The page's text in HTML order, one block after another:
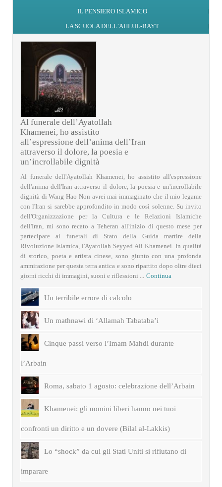
IL PENSIERO ISLAMICO
LA SCUOLA DELL’AHLUL-BAYT
Al funerale dell’Ayatollah
Khamenei, ho assistito
all’espressione dell’anima dell’Iran
attraverso il dolore, la poesia e
un’incrollabile dignità
Al funerale dell'Ayatollah Khamenei, ho assistito all'espressione
dell'anima dell'Iran attraverso il dolore, la poesia e un'incrollabile
dignità di Wang Hao Non avrei mai immaginato che il mio legame
con l'Iran si sarebbe approfondito in modo così solenne. Su invito
dell'Organizzazione per la Cultura e le Relazioni Islamiche
dell'Iran, mi sono recato a Teheran all'inizio di questo mese per
partecipare ai funerali di Stato della Guida martire della
Rivoluzione Islamica, l'Ayatollah Seyyed Ali Khamenei. In qualità
di storico, poeta e artista cinese, sono giunto con una profonda
ammirazione per questa terra antica e sono ripartito dopo oltre dieci
giorni ricchi di immagini, suoni e riflessioni ...
Continua
Un terribile errore di calcolo
Un mathnawi di ‘Allamah Tabataba’i
Cinque passi verso l’Imam Mahdi durante
l’Arbain
Roma, sabato 1 agosto: celebrazione dell’Arbain
Khamenei: gli uomini liberi hanno nei tuoi
confronti un diritto e un dovere (Bilal al-Lakkis)
Lo “shock” da cui gli Stati Uniti si rifiutano di
imparare